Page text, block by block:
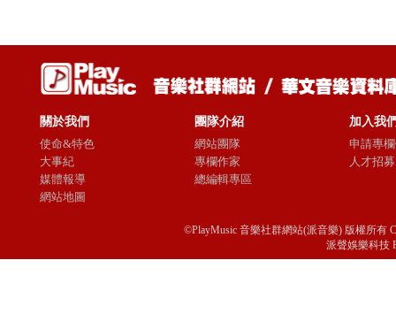
關於我們
使命&特色
大事紀
媒體報導
網站地圖
團隊介紹
網站團隊
專欄作家
總編輯專區
加入我
申請專
人才招募
©PlayMusic 音樂社群網站(派音樂) 版權所有
派聲娛樂科技